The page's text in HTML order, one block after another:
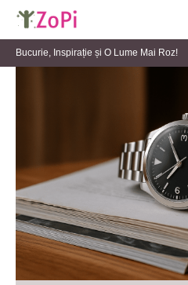
Bucurie, Inspirație și O Lume Mai Roz!